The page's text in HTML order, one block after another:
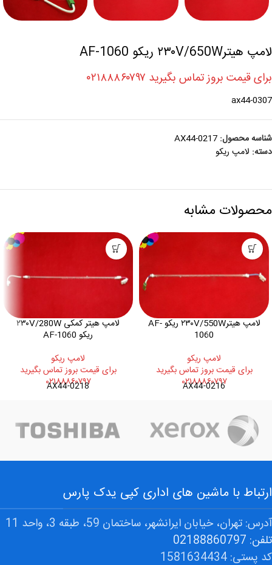
لامپ هیتر۲۳۰V/650W ریکو AF-1060
برای قیمت بروز تماس بگیرید ۰۲۱۸۸۸۶۰۷۹۷
ax44-0307
شناسه محصول: AX44-0217
دسته: لامپ ريکو
محصولات مشابه
لامپ هیتر۲۳۰V/550W ریکو AF-
1060
لامپ ريکو
برای قیمت بروز تماس بگیرید
۰۲۱۸۸۸۶۰۷۹۷
AX44-0216
لامپ هیتر کمکی ۲۳۰V/280W
ریکو AF-1060
لامپ ريکو
برای قیمت بروز تماس بگیرید
۰۲۱۸۸۸۶۰۷۹۷
AX44-0218
ارتباط با ماشین های اداری کپی یدک پارس
آدرس: تهران، خیابان ایرانشهر، ساختمان 59، طبقه 3، واحد 11
تلفن: 02188860797
کد پستی: 1581634434